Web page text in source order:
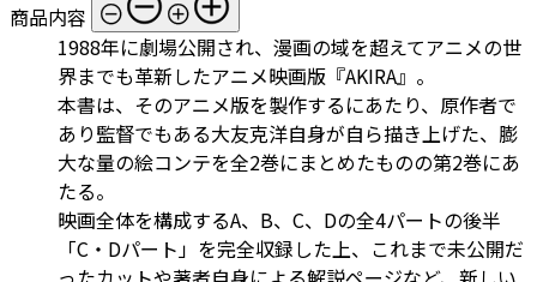
商品内容
1988年に劇場公開され、漫画の域を超えてアニメの世
界までも革新したアニメ映画版『AKIRA』。
本書は、そのアニメ版を製作するにあたり、原作者で
あり監督でもある大友克洋自身が自ら描き上げた、膨
大な量の絵コンテを全2巻にまとめたものの第2巻にあ
たる。
映画全体を構成するA、B、C、Dの全4パートの後半
「C・Dパート」を完全収録した上、これまで未公開だ